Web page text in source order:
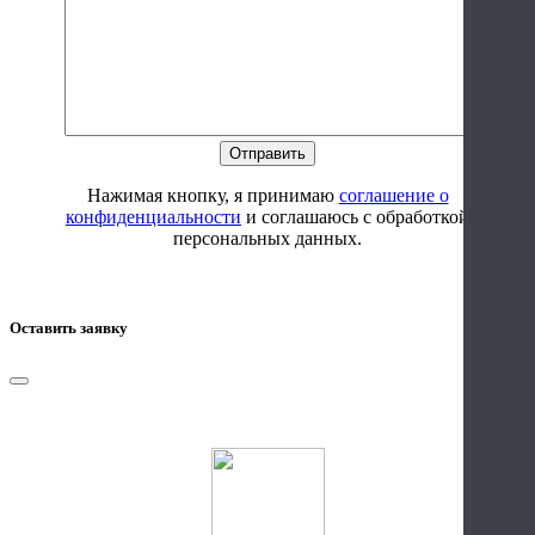
Нажимая кнопку, я принимаю соглашение о
конфиденциальности и соглашаюсь с обработкой
персональных данных.
Оставить заявку